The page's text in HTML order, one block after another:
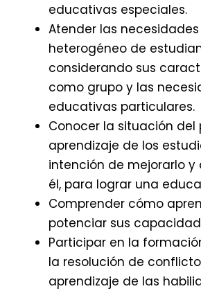
educativas especiales.
Atender las
heterogéneo de
considerando sus
como grupo y las
educativas particulares.
Conocer la situación del
aprendizaje de los
intención de mejorarlo y
él, para lograr una
Comprender cómo
potenciar sus
Participar en la
la resolución de
aprendizaje de las